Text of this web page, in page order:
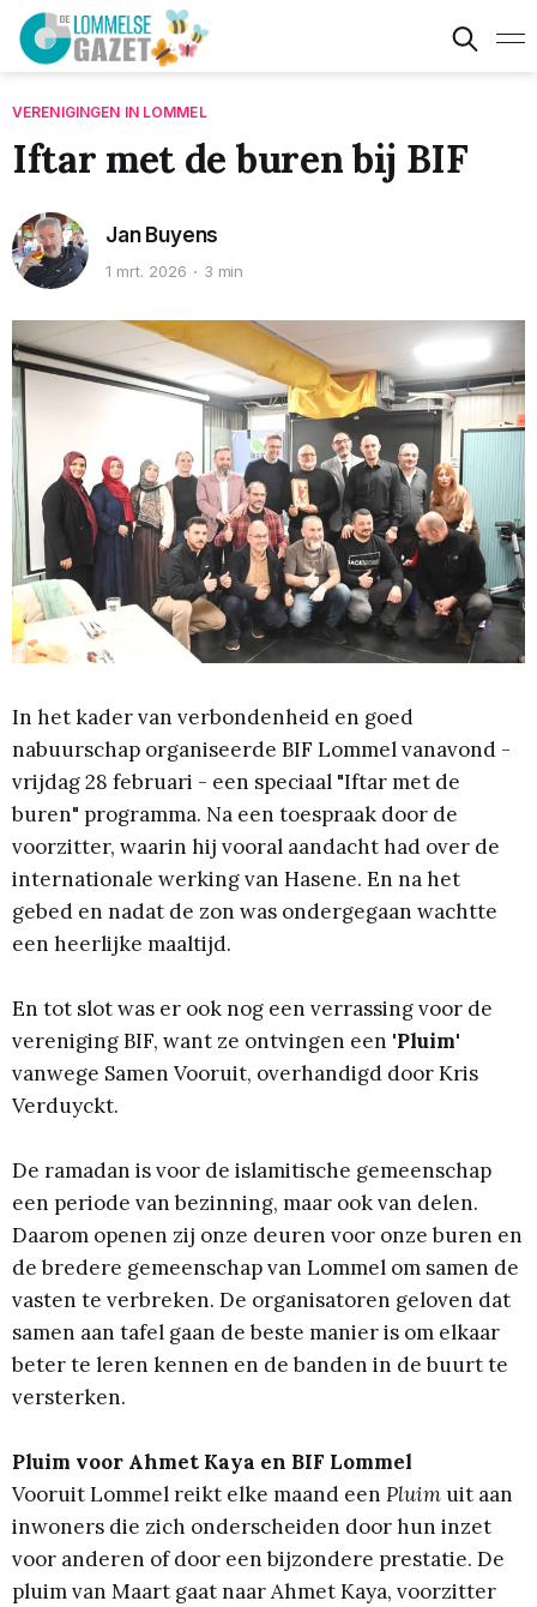
VERENIGINGEN IN LOMMEL
Iftar met de buren bij BIF
Jan Buyens
1 mrt. 2026 3 min
In het kader van verbondenheid en goed
nabuurschap organiseerde BIF Lommel vanavond -
vrijdag 28 februari - een speciaal "Iftar met de
buren" programma. Na een toespraak door de
voorzitter, waarin hij vooral aandacht had over de
internationale werking van Hasene. En na het
gebed en nadat de zon was ondergegaan wachtte
een heerlijke maaltijd.
En tot slot was er ook nog een verrassing voor de
vereniging BIF, want ze ontvingen een 'Pluim'
vanwege Samen Vooruit, overhandigd door Kris
Verduyckt.
De ramadan is voor de islamitische gemeenschap
een periode van bezinning, maar ook van delen.
Daarom openen zij onze deuren voor onze buren en
de bredere gemeenschap van Lommel om samen de
vasten te verbreken. De organisatoren geloven dat
samen aan tafel gaan de beste manier is om elkaar
beter te leren kennen en de banden in de buurt te
versterken.
Pluim voor Ahmet Kaya en BIF Lommel
Vooruit Lommel reikt elke maand een Pluim uit aan
inwoners die zich onderscheiden door hun inzet
voor anderen of door een bijzondere prestatie. De
pluim van Maart gaat naar Ahmet Kaya, voorzitter